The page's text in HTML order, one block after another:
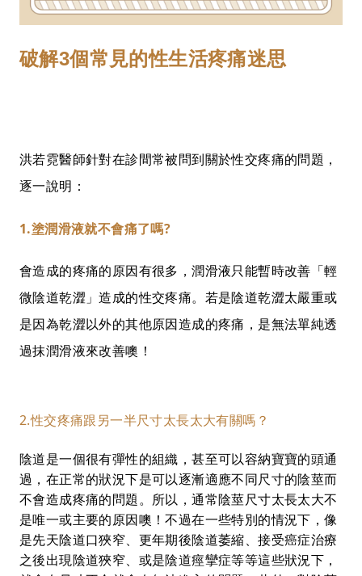
破解3個常見的性生活疼痛迷思
洪若霓醫師針對在診間常被問到關於性交疼痛的問題，
逐一說明：
1.塗潤滑液就不會痛了嗎?
會造成的疼痛的原因有很多，潤滑液只能暫時改善「輕
微陰道乾澀」造成的性交疼痛。若是陰道乾澀太嚴重或
是因為乾澀以外的其他原因造成的疼痛，是無法單純透
過抹潤滑液來改善噢！
2.性交疼痛跟另一半尺寸太長太大有關嗎？
陰道是一個很有彈性的組織，甚至可以容納寶寶的頭通
過，在正常的狀況下是可以逐漸適應不同尺寸的陰莖而
不會造成疼痛的問題。所以，通常陰莖尺寸太長太大不
是唯一或主要的原因噢！不過在一些特別的情況下，像
是先天陰道口狹窄、更年期後陰道萎縮、接受癌症治療
之後出現陰道狹窄、或是陰道痙攣症等等這些狀況下，